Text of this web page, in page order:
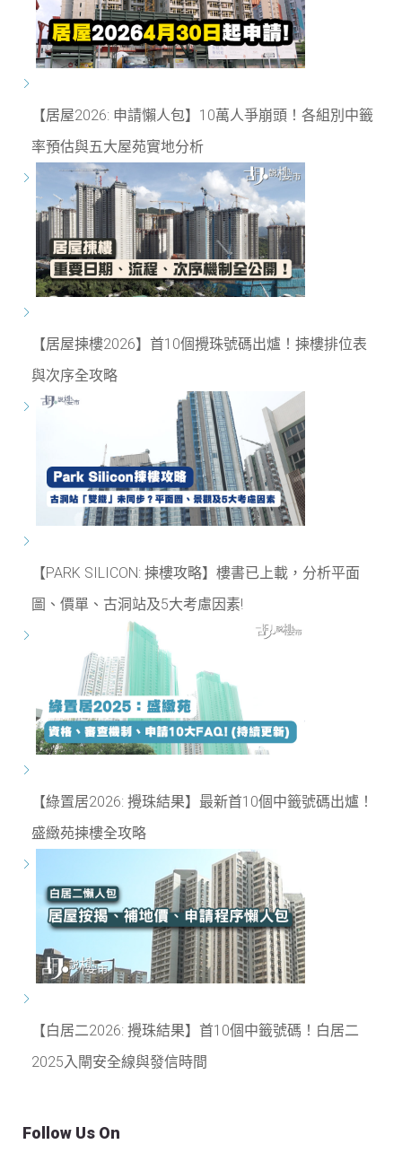
【居屋2026: 申請懶人包】10萬人爭崩頭！各組別中籤
率預估與五大屋苑實地分析
【居屋揀樓2026】首10個攪珠號碼出爐！揀樓排位表
與次序全攻略
【PARK SILICON: 揀樓攻略】樓書已上載，分析平面
圖、價單、古洞站及5大考慮因素!
【綠置居2026: 攪珠結果】最新首10個中籤號碼出爐！
盛緻苑揀樓全攻略
【白居二2026: 攪珠結果】首10個中籤號碼！白居二
2025入閘安全線與發信時間
Follow Us On